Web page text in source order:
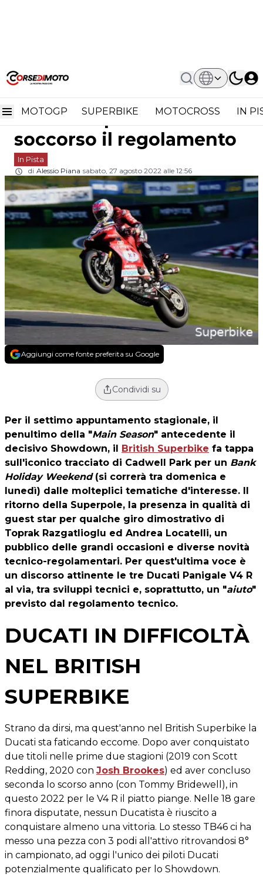
MOTOGP SUPERBIKE MOTOCROSS IN
Home In Pista
Ducati In Difficoltà Nel British
Ducati in difficoltà nel
British Superbike: in
soccorso il regolamento
In Pista
di Alessio Piana sabato, 27 agosto 2022 alle 12:56
Aggiungi come fonte preferita su Google
Condividi su
Per il settimo appuntamento stagionale, il
penultimo della "Main Season" antecedente il
decisivo Showdown, il British Superbike fa tappa
sull'iconico tracciato di Cadwell Park per un Bank
Holiday Weekend(si correrà tra domenica e
lunedì) dalle molteplici tematiche d'interesse. Il
ritorno della Superpole, la presenza in qualità di
guest star per qualche giro dimostrativo di
Toprak Razgatlioglu ed Andrea Locatelli, un
pubblico delle grandi occasioni e diverse novità
tecnico-regolamentari. Per quest'ultima voce è
un discorso attinente le tre Ducati Panigale V4 R
al via, tra sviluppi tecnici e, soprattutto, un "aiuto"
previsto dal regolamento tecnico.
DUCATI IN DIFFICOLTÀ
NEL BRITISH
SUPERBIKE
Strano da dirsi, ma quest'anno nel British Superbike la
Ducati sta faticando eccome. Dopo aver conquistato
due titoli nelle prime due stagioni (2019 con Scott
Redding, 2020 con Josh Brookes) ed aver concluso
seconda lo scorso anno (con Tommy Bridewell), in
questo 2022 per le V4 R il piatto piange. Nelle 18 gare
finora disputate, nessun Ducatista è riuscito a
conquistare almeno una vittoria. Lo stesso TB46 ci ha
messo una pezza con 3 podi all'attivo ritrovandosi 8°
in campionato, ad oggi l'unico dei piloti Ducati
potenzialmente qualificato per lo Showdown.